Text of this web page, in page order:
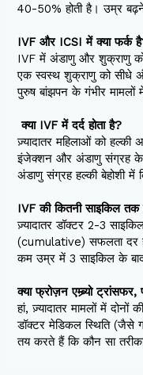
40-50% होती है। उम्र
IVF और ICSI में क्या फर्क
IVF में अंडाणु और शुक्राणु
एक स्वस्थ शुक्राणु को सीधे
पुरुष बांझपन के गंभीर मामलों
क्या IVF में दर्द होता है?
ज़्यादातर महिलाओं को हल्की
इंजेक्शन और अंडाणु संग्रह के
अंडाणु संग्रह हल्की बेहोशी में
IVF की कितनी साइकिल तक
ज़्यादातर डॉक्टर 2-3
(cumulative) सफलता दर
कम उम्र में 3 साइकिल के
क्या फ्रोज़न एम्ब्र्यो
हां, ज़्यादातर मामलों में
डॉक्टर मेडिकल स्थिति (जैसे
तय करते हैं कि कौन सा